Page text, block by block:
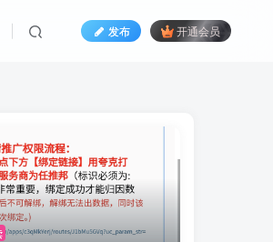
发布 开通会员